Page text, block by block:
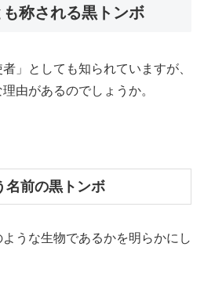
も称される黒トンボ
」としても知られていますが、
由があるのでしょうか。
名前の黒トンボ
うな生物であるかを明らかにし